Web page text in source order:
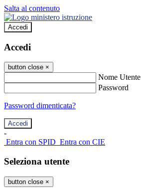
Salta al contenuto
Accedi
Accedi
button close ×
Nome Utente
Password
Password dimenticata?
-
Entra con SPID Entra con CIE
Seleziona utente
button close ×